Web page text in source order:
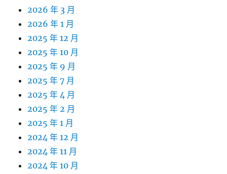
2026 年 3 月
2026 年 1 月
2025 年 12 月
2025 年 10 月
2025 年 9 月
2025 年 7 月
2025 年 4 月
2025 年 2 月
2025 年 1 月
2024 年 12 月
2024 年 11 月
2024 年 10 月